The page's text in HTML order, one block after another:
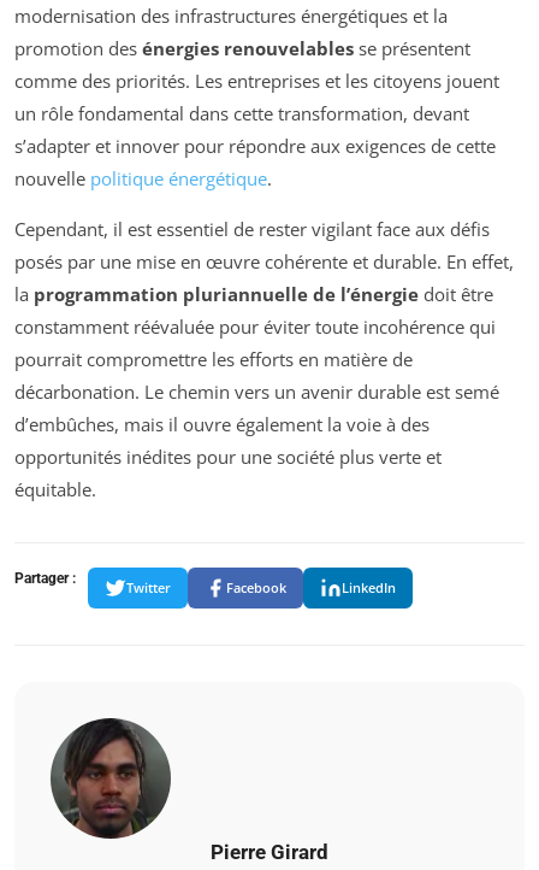
modernisation des infrastructures énergétiques et la
promotion des énergies renouvelables se présentent
comme des priorités. Les entreprises et les citoyens jouent
un rôle fondamental dans cette transformation, devant
s’adapter et innover pour répondre aux exigences de cette
nouvelle politique énergétique.
Cependant, il est essentiel de rester vigilant face aux défis
posés par une mise en œuvre cohérente et durable. En effet,
la programmation pluriannuelle de l’énergie doit être
constamment réévaluée pour éviter toute incohérence qui
pourrait compromettre les efforts en matière de
décarbonation. Le chemin vers un avenir durable est semé
d’embûches, mais il ouvre également la voie à des
opportunités inédites pour une société plus verte et
équitable.
Partager :
Twitter Facebook LinkedIn
Pierre Girard